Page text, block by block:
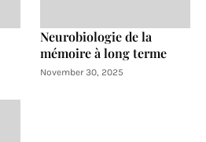
Neurobiologie de la
mémoire à long terme
November 30, 2025